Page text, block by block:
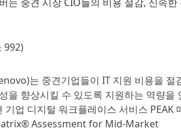
992)
는 중견기업들이 IT 지원 비용을 절
을 향상시킬 수 있도록 지원하는 역량을
업 디지털 워크플레이스 서비스 PEAK
Assessment for Mid‑Market